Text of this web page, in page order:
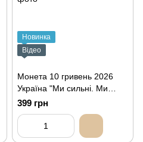
Новинка
Відео
Монета 10 гривень 2026
Україна "Ми сильні. Ми
разом. Херсонська область"
(кольорова серія)
399 грн